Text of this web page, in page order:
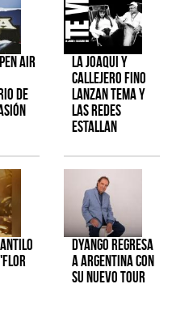
Air
de
La Joaqui y
Callejero Fino
lanzan tema y
las redes
estallan
Dyango regresa
a Argentina con
su nuevo tour